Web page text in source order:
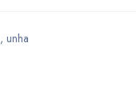
, unha